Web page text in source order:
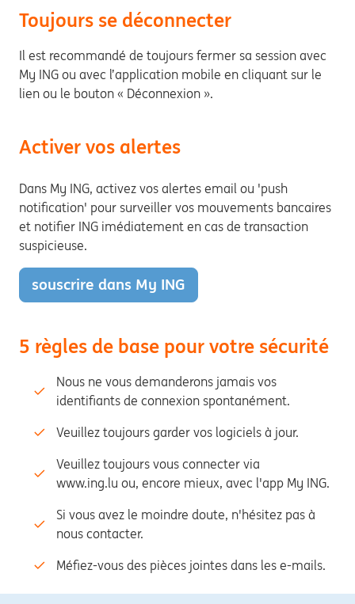
Toujours se déconnecter
Il est recommandé de toujours fermer sa session avec
My ING ou avec l’application mobile en cliquant sur le
lien ou le bouton « Déconnexion ».
Activer vos alertes
Dans My ING, activez vos alertes email ou 'push
notification' pour surveiller vos mouvements bancaires
et notifier ING imédiatement en cas de transaction
suspicieuse.
souscrire dans My ING
5 règles de base pour votre sécurité
Nous ne vous demanderons jamais vos
identifiants de connexion spontanément.
Veuillez toujours garder vos logiciels à jour.
Veuillez toujours vous connecter via
www.ing.lu ou, encore mieux, avec l'app My ING.
Si vous avez le moindre doute, n'hésitez pas à
nous contacter.
Méfiez-vous des pièces jointes dans les e-mails.